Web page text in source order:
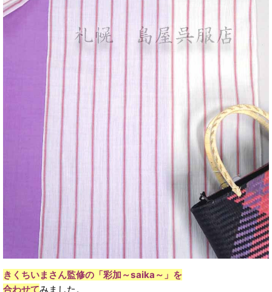
きくちいまさん監修の「彩加～saika～」を
合わせてみました。